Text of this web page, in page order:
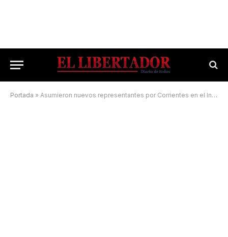
Portada » Asumieron nuevos representantes por Corrientes en el Instituto Nacional de la Yerba Mate